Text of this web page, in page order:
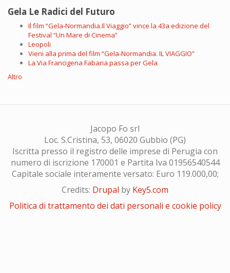
Gela Le Radici del Futuro
Il film “Gela-Normandia.Il Viaggio” vince la 43a edizione del
Festival “Un Mare di Cinema”
Leopoli
Vieni alla prima del film “Gela-Normandia. IL VIAGGIO”
La Via Francigena Fabaria passa per Gela
Altro
Jacopo Fo srl
Loc. S.Cristina, 53, 06020 Gubbio (PG)
Iscritta presso il registro delle imprese di Perugia con
numero di iscrizione 170001 e Partita Iva 01956540544
Capitale sociale interamente versato: Euro 119.000,00;
Credits: Drupal by Key5.com
Politica di trattamento dei dati personali e cookie policy